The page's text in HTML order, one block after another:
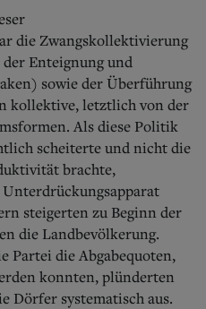
die Zwangskollektivierung
Enteignung und
sowie der Überführung
kollektive, letztlich von der
Als diese Politik
scheiterte und nicht die
brachte,
steigerten zu Beginn der
die Landbevölkerung.
Partei die Abgabequoten,
konnten, plünderten
Dörfer systematisch aus.